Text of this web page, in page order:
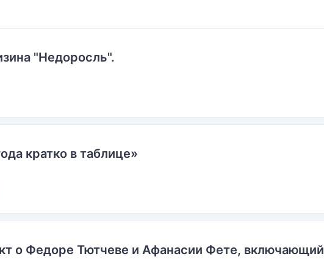
"Недоросль".
кратко в таблице»
о Федоре Тютчеве и Афанасии Фете, включающий